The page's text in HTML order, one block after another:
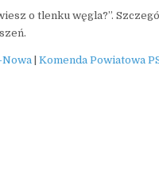
o tlenku węgla?”.
Komenda Powiatowa